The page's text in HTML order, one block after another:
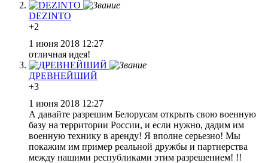
DEZINTO
+2
1 июня 2018 12:27
отличная идея!
ДРЕВНЕЙШИЙ
+3
1 июня 2018 12:27
А давайте разрешим Белорусам открыть свою военную
базу на территории России, и если нужно, дадим им
военную технику в аренду! Я вполне серьезно! Мы
покажим им пример реальной дружбы и партнерства
между нашими республиками этим разрешением! !!